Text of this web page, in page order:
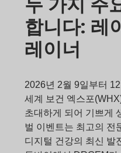
합니다: 레
레이너
2026년 2월 9일부터
세계 보건 엑스포
초대하게 되어 기쁘게
벌 이벤트는 최고의 전
디지털 건강의 최신 발